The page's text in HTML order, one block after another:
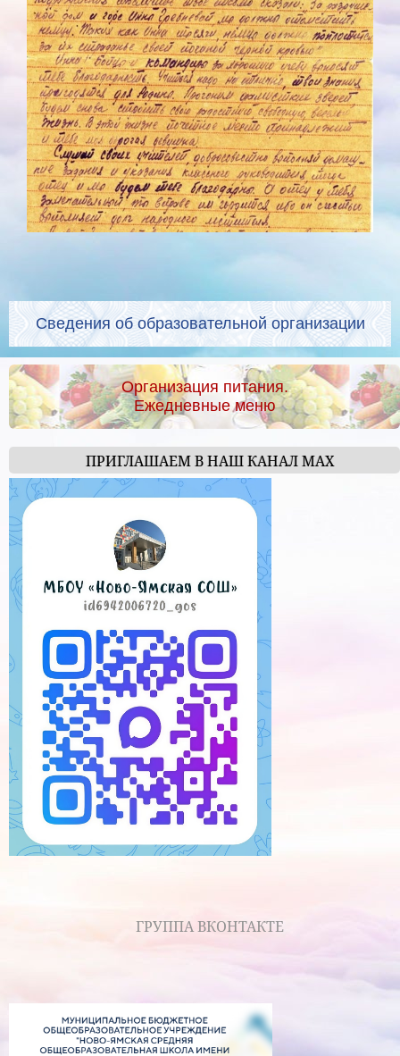
Сведения об образовательной организации
Организация питания.
Ежедневные меню
ПРИГЛАШАЕМ В НАШ КАНАЛ МАХ
ГРУППА ВКОНТАКТЕ